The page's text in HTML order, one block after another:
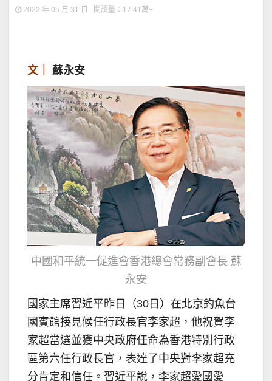
2022 年 05 月 31 日 閱讀量：17.41萬+
文｜ 蘇永安
中國和平統一促進會香港總會常務副會長 蘇
永安
國家主席習近平昨日（30日）在北京釣魚台
國賓館接見候任行政長官李家超，他祝賀李
家超當選並獲中央政府任命為香港特別行政
區第六任行政長官，表達了中央對李家超充
分肯定和信任。習近平說，李家超愛國愛